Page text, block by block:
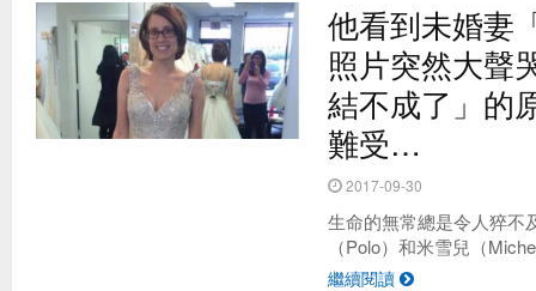
他看到未婚妻
照片突然大聲
結不成了」的
難受…
2017-09-30
生命的無常總是令人猝不
（Polo）和米雪兒（
繼續閱讀